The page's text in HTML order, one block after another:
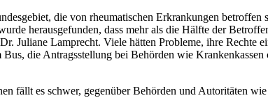
die von rheumatischen Erkrankungen
herausgefunden, dass mehr als die Hälfte der
Juliane Lamprecht. Viele hätten Probleme, ihre
die Antragsstellung bei Behörden wie
fällt es schwer, gegenüber Behörden und Autoritäten